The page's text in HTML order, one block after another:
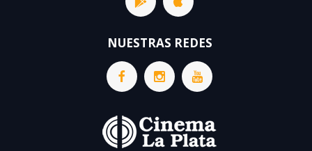
NUESTRAS REDES